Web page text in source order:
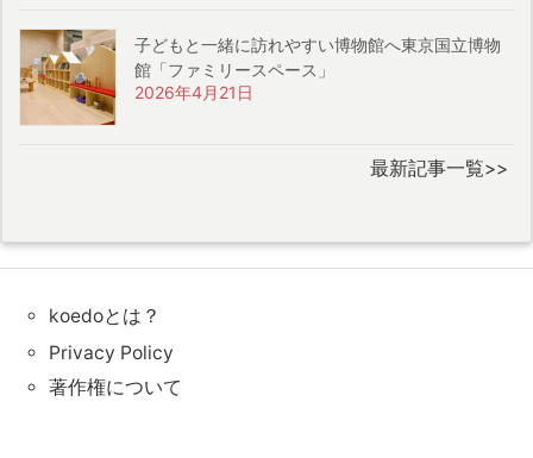
子どもと一緒に訪れやすい博物館へ東京国立博物
館「ファミリースペース」
2026年4月21日
最新記事一覧>>
koedoとは？
Privacy Policy
著作権について